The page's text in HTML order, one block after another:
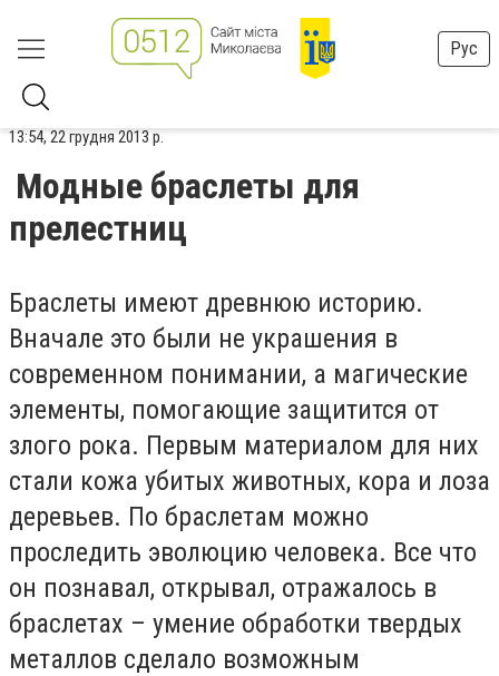
Рус
13:54, 22 грудня 2013 р.
Модные браслеты для
прелестниц
Браслеты имеют древнюю историю.
Вначале это были не украшения в
современном понимании, а магические
элементы, помогающие защитится от
злого рока. Первым материалом для них
стали кожа убитых животных, кора и лоза
деревьев. По браслетам можно
проследить эволюцию человека. Все что
он познавал, открывал, отражалось в
браслетах – умение обработки твердых
металлов сделало возможным